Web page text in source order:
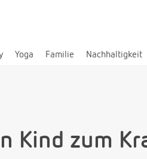
Yoga Familie Nachhaltigkeit
Kind zum